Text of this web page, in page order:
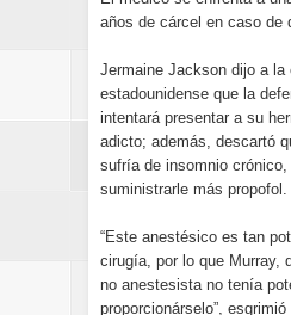
años de cárcel en caso de
Jermaine Jackson dijo a la
estadounidense que la
intentará presentar a su
adicto; además, descartó
sufría de insomnio
suministrarle más propofol.
“Este anestésico es tan
cirugía, por lo que Murray,
no anestesista no tenía
proporcionárselo”, esgrimió